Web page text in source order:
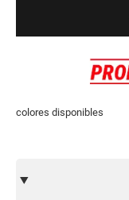
colores disponibles